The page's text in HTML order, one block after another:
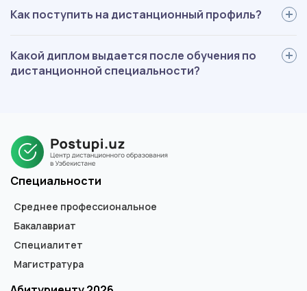
Как поступить на дистанционный профиль?
Для поступления вам нужно: определиться со специальностью,
выслать нам документы, пройти вступительные испытания,
Какой диплом выдается после обучения по
дистанционной специальности?
магистра. В дипломе не указывается форма обучения.
Специальности
Среднее профессиональное
Бакалавриат
Специалитет
Магистратура